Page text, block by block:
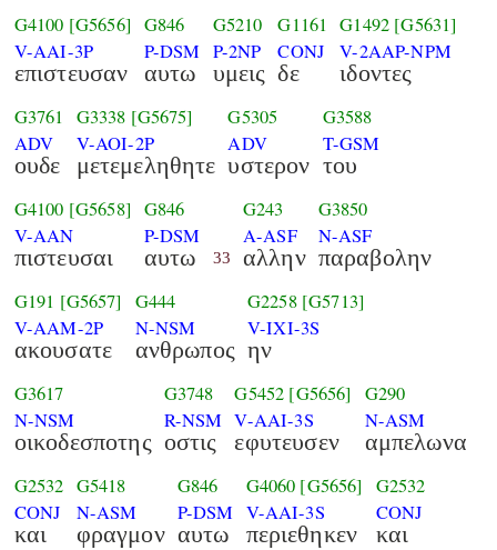
G4100 [G5656]
V-AAI-3P
επιστευσαν
G846
P-DSM
αυτω
G5210
P-2NP
υμεις
G1161
CONJ
δε
G1492 [G5631]
V-2AAP-NPM
ιδοντες
G3761
ADV
ουδε
G3338 [G5675]
V-AOI-2P
μετεμεληθητε
G5305
ADV
υστερον
G3588
T-GSM
του
G4100 [G5658]
V-AAN
πιστευσαι
G846
P-DSM
αυτω 33
G243
A-ASF
αλλην
G3850
N-ASF
παραβολην
G191 [G5657]
V-AAM-2P
ακουσατε
G444
N-NSM
ανθρωπος
G2258 [G5713]
V-IXI-3S
ην
G3617
N-NSM
οικοδεσποτης
G3748
R-NSM
οστις
G5452 [G5656]
V-AAI-3S
εφυτευσεν
G290
N-ASM
αμπελωνα
G2532
CONJ
και
G5418
N-ASM
φραγμον
G846
P-DSM
αυτω
G4060 [G5656]
V-AAI-3S
περιεθηκεν
G2532
CONJ
και